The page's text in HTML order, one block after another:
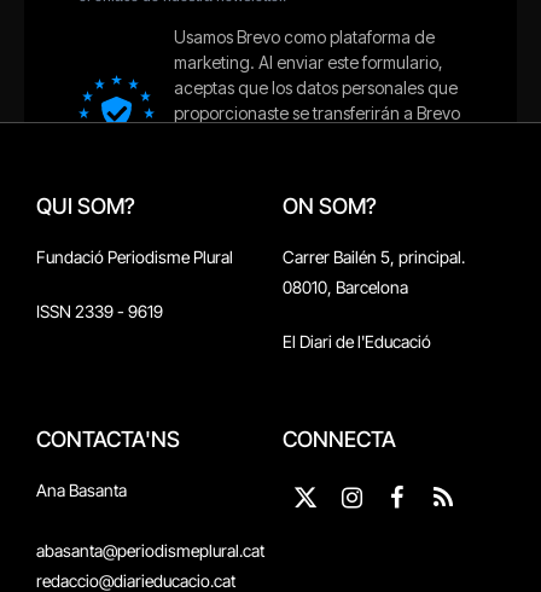
QUI SOM?
Fundació Periodisme Plural
ISSN 2339 - 9619
ON SOM?
Carrer Bailén 5, principal.
08010, Barcelona
El Diari de l'Educació
CONTACTA'NS
Ana Basanta
abasanta@periodismeplural.cat
redaccio@diarieducacio.cat
CONNECTA
X
Instagram
Facebook
RSS